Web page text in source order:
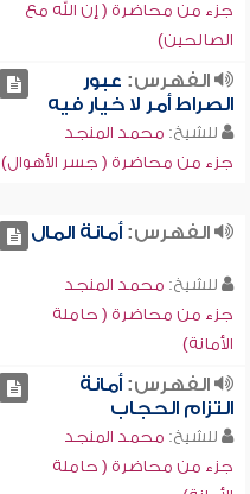
جزء من محاضرة ( إن الله مع
الصالحين)
الفهرس: عبور
الصراط أمر لا خيار فيه
للشيخ: محمد المنجد
جزء من محاضرة ( جسر الأهوال)
الفهرس:أمانة المال
للشيخ: محمد المنجد
جزء من محاضرة ( حاملة
الأمانة)
الفهرس:أمانة
التزام الحجاب
للشيخ: محمد المنجد
جزء من محاضرة ( حاملة